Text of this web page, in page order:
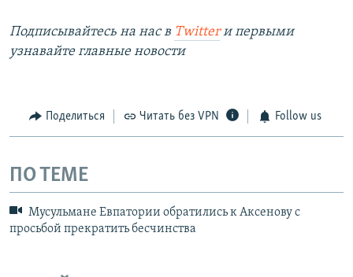
Подписывайтесь на наc в Twitterи первыми
узнавайте главные новости
Поделиться Читать без VPN Follow us
ПО ТЕМЕ
Мусульмане Евпатории обратились к Аксенову с
просьбой прекратить бесчинства